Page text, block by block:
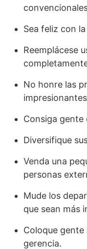
Sea feliz con
Reemplácese
No honre las
Consiga gente
Diversifique
Venda una
personas
Mude los
que sean más
Coloque
gerencia.